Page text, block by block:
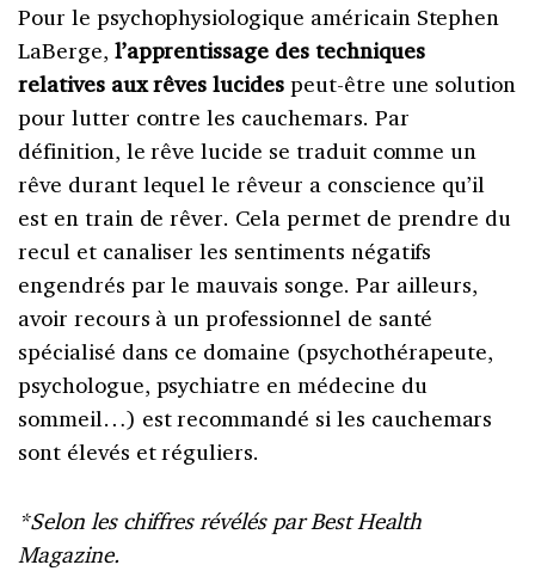
Pour le psychophysiologique américain Stephen
LaBerge, l’apprentissage des techniques
relatives aux rêves lucides peut-être une solution
pour lutter contre les cauchemars. Par
définition, le rêve lucide se traduit comme un
rêve durant lequel le rêveur a conscience qu’il
est en train de rêver. Cela permet de prendre du
recul et canaliser les sentiments négatifs
engendrés par le mauvais songe. Par ailleurs,
avoir recours à un professionnel de santé
spécialisé dans ce domaine (psychothérapeute,
psychologue, psychiatre en médecine du
sommeil…) est recommandé si les cauchemars
sont élevés et réguliers.
*Selon les chiffres révélés par Best Health
Magazine.